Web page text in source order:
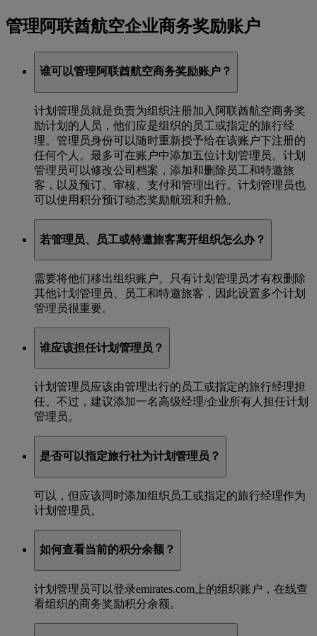
管理阿联酋航空企业商务奖励账户
谁可以管理阿联酋航空商务奖励账户？
计划管理员就是负责为组织注册加入阿联酋航空商务奖
励计划的人员，他们应是组织的员工或指定的旅行经
理。管理员身份可以随时重新授予给在该账户下注册的
任何个人。最多可在账户中添加五位计划管理员。计划
管理员可以修改公司档案，添加和删除员工和特邀旅
客，以及预订、审核、支付和管理出行。计划管理员也
可以使用积分预订动态奖励航班和升舱。
若管理员、员工或特邀旅客离开组织怎么办？
需要将他们移出组织账户。只有计划管理员才有权删除
其他计划管理员、员工和特邀旅客，因此设置多个计划
管理员很重要。
谁应该担任计划管理员？
计划管理员应该由管理出行的员工或指定的旅行经理担
任。不过，建议添加一名高级经理/企业所有人担任计划
管理员。
是否可以指定旅行社为计划管理员？
可以，但应该同时添加组织员工或指定的旅行经理作为
计划管理员。
如何查看当前的积分余额？
计划管理员可以登录emirates.com上的组织账户，在线查
看组织的商务奖励积分余额。